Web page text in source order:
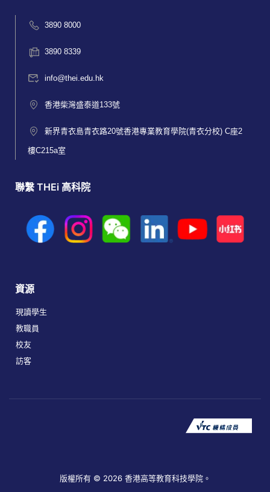
3890 8000
3890 8339
info@thei.edu.hk
香港柴灣盛泰道133號
新界青衣島青衣路20號香港專業教育學院(青衣分校) C座2
樓C215a室
聯繫 THEi 高科院
資源
現讀學生
教職員
校友
訪客
版權所有 © 2026 香港高等教育科技學院。